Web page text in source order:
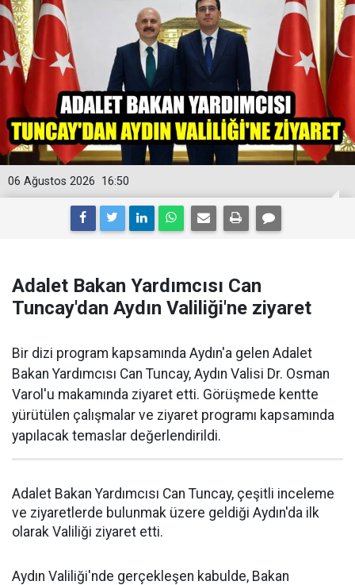
16:50
06 Ağustos 2026
Adalet Bakan Yardımcısı Can
Tuncay'dan Aydın Valiliği'ne ziyaret
Bir dizi program kapsamında Aydın'a gelen Adalet
Bakan Yardımcısı Can Tuncay, Aydın Valisi Dr. Osman
Varol'u makamında ziyaret etti. Görüşmede kentte
yürütülen çalışmalar ve ziyaret programı kapsamında
yapılacak temaslar değerlendirildi.
Adalet Bakan Yardımcısı Can Tuncay, çeşitli inceleme
ve ziyaretlerde bulunmak üzere geldiği Aydın'da ilk
olarak Valiliği ziyaret etti.
Aydın Valiliği'nde gerçekleşen kabulde, Bakan